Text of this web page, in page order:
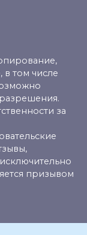
в том числе
за
призывом